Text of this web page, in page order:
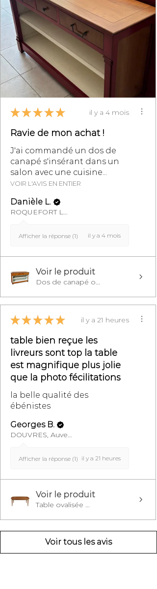
★ ★ ★ ★ ★ il y a 4 mois
Ravie de mon achat !
J'ai commandé un dos de
canapé s'insérant dans un
salon avec une cuisine...
VOIR L'AVIS EN ENTIER
Danièle L.
ROQUEFORT LES PINS, FR-PAC
Afficher la réponse (1) il y a 4 mois
Voir le produit
Dos de canapé o...
★ ★ ★ ★ ★ il y a 21 heures
table bien reçue les
livreurs sont top la table
est magnifique plus jolie
que la photo fécilitations
la belle qualité des
ébénistes
Georges B.
DOUVRES, Auvergne-Rhône-Alpes
Afficher la réponse (1) il y a 21 heures
Voir le produit
Table ovalisée ...
Voir tous les avis